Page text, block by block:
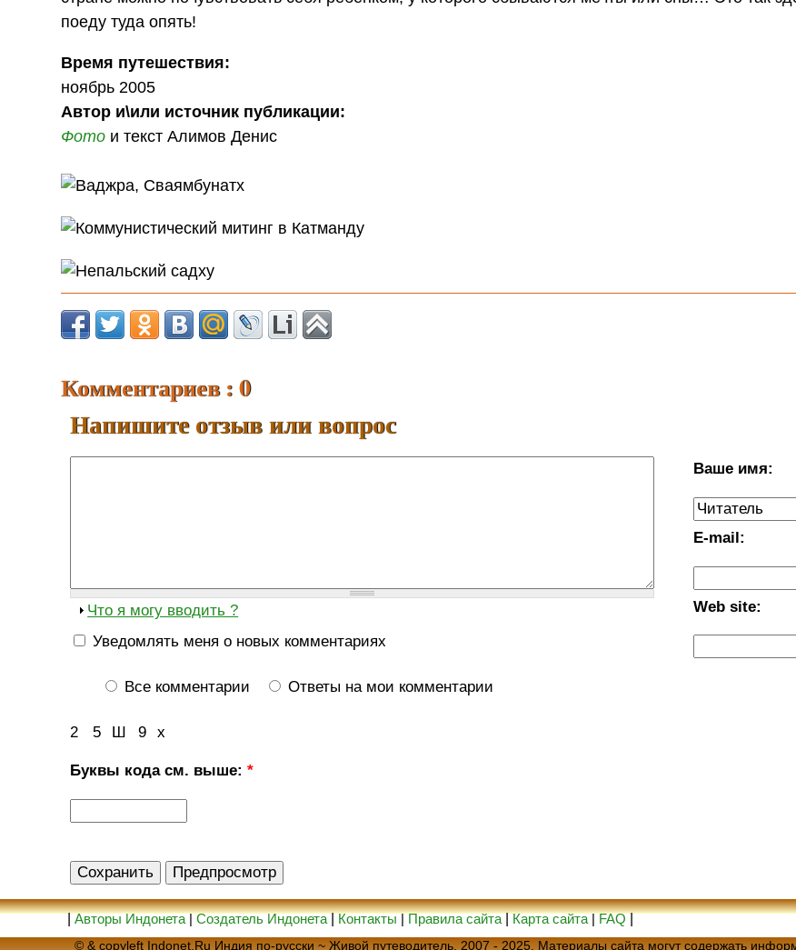
поеду туда опять!
Время путешествия:
ноябрь 2005
Автор и\или источник публикации:
Фото и текст Алимов Денис
Комментариев : 0
Напишите отзыв или вопрос
Ваше имя:
E-mail:
Web site:
Что я могу вводить ?
Уведомлять меня о новых комментариях
Все комментарии Ответы на мои комментарии
9
5 Ш
2 х
Буквы кода см. выше:*
|Авторы Индонета|Создатель Индонета|Контакты|Правила сайта|Карта сайта|FAQ|
© & copyleft Indonet.Ru Индия по-русски ~ Живой путеводитель, 2007 - 2025. Материалы сайта могут содержать